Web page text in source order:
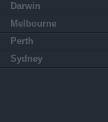
Darwin
Melbourne
Perth
Sydney